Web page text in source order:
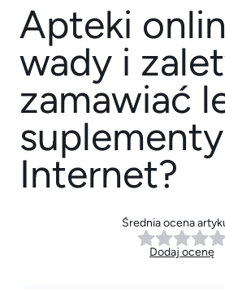
Apteki
wady i
zamawiać
Internet?
Średnia ocena
Dodaj ocenę